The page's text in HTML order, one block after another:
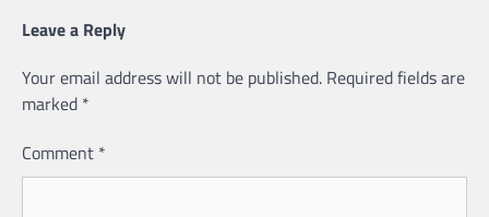
Leave a Reply
Your email address will not be published. Required fields are
marked *
Comment *